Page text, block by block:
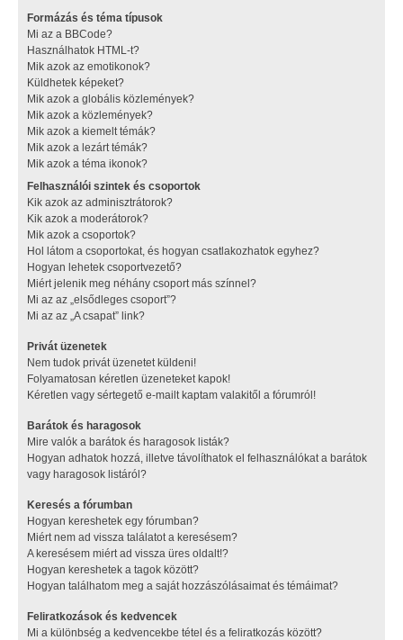
Formázás és téma típusok
Mi az a BBCode?
Használhatok HTML-t?
Mik azok az emotikonok?
Küldhetek képeket?
Mik azok a globális közlemények?
Mik azok a közlemények?
Mik azok a kiemelt témák?
Mik azok a lezárt témák?
Mik azok a téma ikonok?
Felhasználói szintek és csoportok
Kik azok az adminisztrátorok?
Kik azok a moderátorok?
Mik azok a csoportok?
Hol látom a csoportokat, és hogyan csatlakozhatok egyhez?
Hogyan lehetek csoportvezető?
Miért jelenik meg néhány csoport más színnel?
Mi az az „elsődleges csoport”?
Mi az az „A csapat” link?
Privát üzenetek
Nem tudok privát üzenetet küldeni!
Folyamatosan kéretlen üzeneteket kapok!
Kéretlen vagy sértegető e-mailt kaptam valakitől a fórumról!
Barátok és haragosok
Mire valók a barátok és haragosok listák?
Hogyan adhatok hozzá, illetve távolíthatok el felhasználókat a barátok
vagy haragosok listáról?
Keresés a fórumban
Hogyan kereshetek egy fórumban?
Miért nem ad vissza találatot a keresésem?
A keresésem miért ad vissza üres oldalt!?
Hogyan kereshetek a tagok között?
Hogyan találhatom meg a saját hozzászólásaimat és témáimat?
Feliratkozások és kedvencek
Mi a különbség a kedvencekbe tétel és a feliratkozás között?